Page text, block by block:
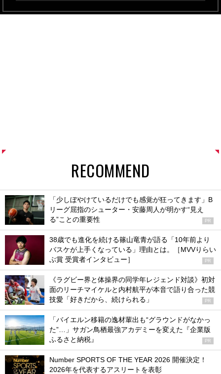
RECOMMEND
「少しぼやけているだけでも感覚が狂ってきます」B
リーグ屈指のシューター・安藤周人が明かす“見え
る”ことの重要性
PR
38歳でも進化を続ける篠山竜青が語る「10年前より
バスケが上手くなっている」理由とは。［MVVりらい
ぶ賞 受賞者インタビュー］
PR
《ラグビー界と体操界の同学年レジェンド対談》初対
面のリーチマイケルと内村航平が本音で語り合った競
技愛「好きだから、続けられる」
PR
「バイエルン移籍の逸材輩出も“グラウンドがなかっ
た”…」サガン鳥栖最強アカデミーを変えた『企業版
ふるさと納税』
PR
Number SPORTS OF THE YEAR 2026 開催決定！
2026年を代表するアスリートを表彰